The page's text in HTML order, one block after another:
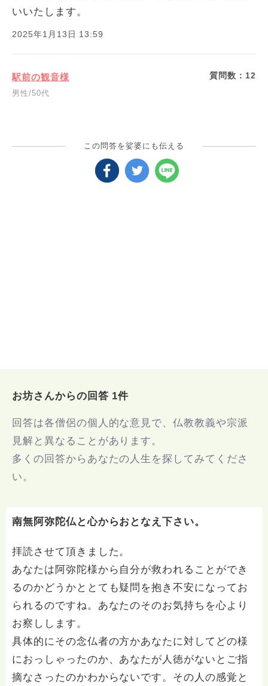
いいたします。
2025年1月13日 13:59
駅前の観音様
男性/50代
質問数： 12
この問答を娑婆にも伝える
お坊さんからの回答 1件
回答は各僧侶の個人的な意見で、仏教教義や宗派
見解と異なることがあります。
多くの回答からあなたの人生を探してみてくださ
い。
南無阿弥陀仏と心からおとなえ下さい。
拝読させて頂きました。
あなたは阿弥陀様から自分が救われることができ
るのかどうかととても疑問を抱き不安になってお
られるのですね。あなたのそのお気持ちを心より
お察しします。
具体的にその念仏者の方かあなたに対してどの様
におっしゃったのか、あなたが人徳がないとご指
摘なさったのかわからないです。その人の感覚と